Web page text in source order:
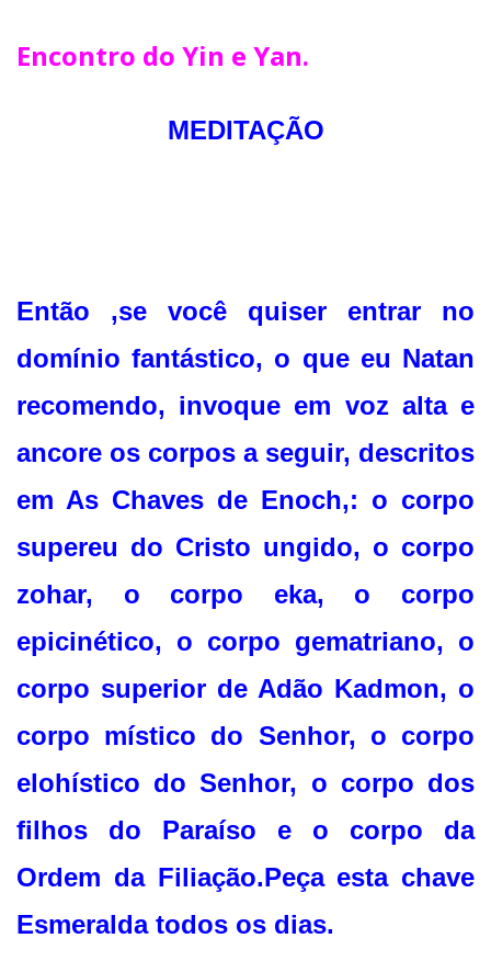
Encontro do Yin e Yan.
MEDITAÇÃO
Então ,se você quiser entrar no
domínio fantástico, o que eu Natan
recomendo, invoque em voz alta e
ancore os corpos a seguir, descritos
em As Chaves de Enoch,: o corpo
supereu do Cristo ungido, o corpo
zohar, o corpo eka, o corpo
epicinético, o corpo gematriano, o
corpo superior de Adão Kadmon, o
corpo místico do Senhor, o corpo
elohístico do Senhor, o corpo dos
filhos do Paraíso e o corpo da
Ordem da Filiação.Peça esta chave
Esmeralda todos os dias.